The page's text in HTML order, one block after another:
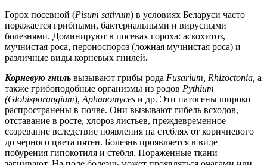
Горох посевной (Pisum sativum) в условиях Беларуси часто
поражается грибными, бактериальными и вирусными
болезнями. Доминируют в посевах гороха: аскохитоз,
мучнистая роса, пероноспороз (ложная мучнистая роса) и
различные виды корневых гнилей.
Корневую гниль вызывают грибы рода Fusarium, Rhizoctonia, а
также грибоподобные организмы из родов Pythium
(Globisporangium), Aphanomyces и др. Эти патогены широко
распространены в почве. Они вызывают гибель всходов,
отставание в росте, хлороз листьев, преждевременное
созревание вследствие появления на стеблях от коричневого
до черного цвета пятен. Болезнь проявляется в виде
побурения гипокотиля и стебля. Пораженные ткани